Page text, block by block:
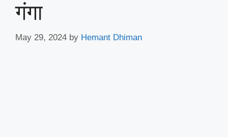
गंगा
May 29, 2024 by Hemant Dhiman